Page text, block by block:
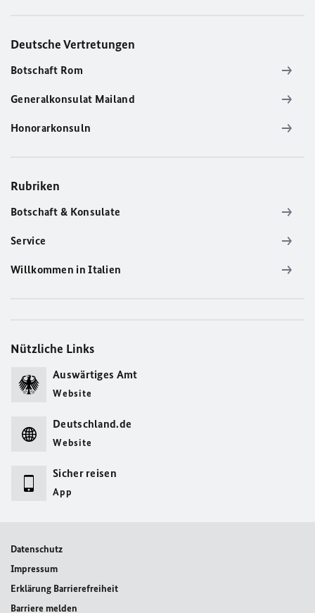
Deutsche Vertretungen
Botschaft Rom
Generalkonsulat Mailand
Honorarkonsuln
Rubriken
Botschaft & Konsulate
Service
Willkommen in Italien
Nützliche Links
Auswärtiges Amt
Website
Deutschland.de
Website
Sicher reisen
App
Datenschutz
Impressum
Erklärung Barrierefreiheit
Barriere melden